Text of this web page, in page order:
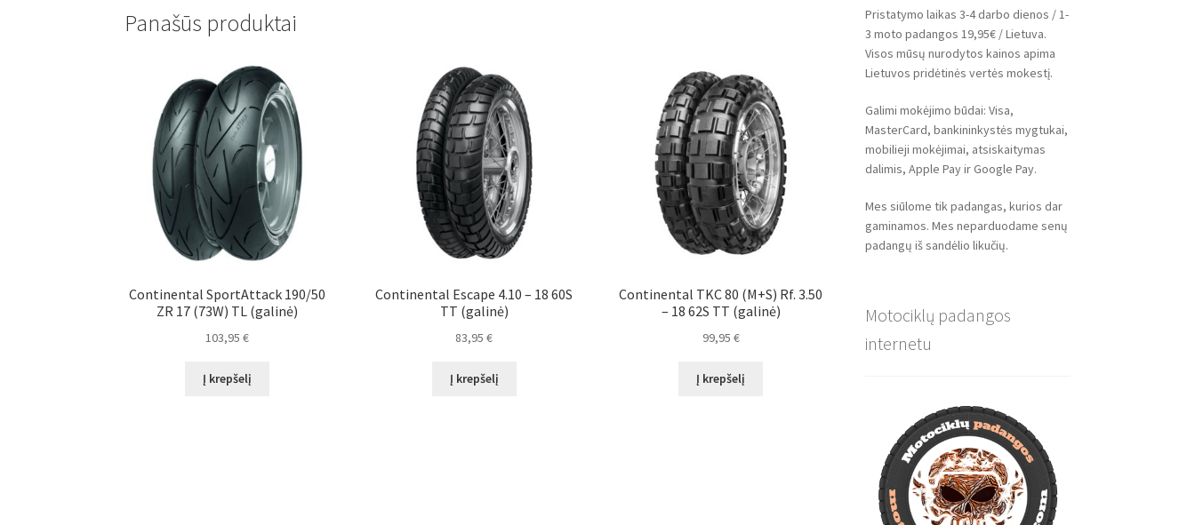
Panašūs produktai
Continental SportAttack 190/50
ZR 17 (73W) TL (galinė)
103,95€
Į krepšelį
Continental Escape 4.10 – 18 60S
TT (galinė)
83,95€
Į krepšelį
Continental TKC 80 (M+S) Rf. 3.50
– 18 62S TT (galinė)
99,95 €
Į krepšelį
Pristatymo laikas 3-4 darbo dienos / 1-
3 moto padangos 19,95€ / Lietuva.
Visos mūsų nurodytos kainos apima
Lietuvos pridėtinės vertės mokestį.
Galimi mokėjimo būdai: Visa,
MasterCard, bankininkystės mygtukai,
mobilieji mokėjimai, atsiskaitymas
dalimis, Apple Pay ir Google Pay.
Mes siūlome tik padangas, kurios dar
gaminamos. Mes neparduodame senų
padangų iš sandėlio likučių.
Motociklų padangos
internetu